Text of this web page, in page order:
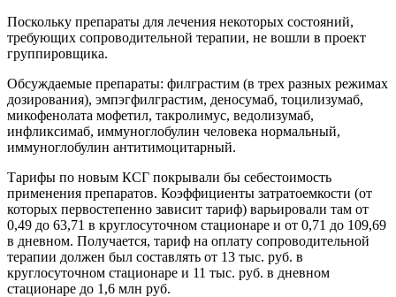
Поскольку препараты для лечения некоторых состояний,
требующих сопроводительной терапии, не вошли в проект
группировщика.
Обсуждаемые препараты: филграстим (в трех разных режимах
дозирования), эмпэгфилграстим, деносумаб, тоцилизумаб,
микофенолата мофетил, такролимус, ведолизумаб,
инфликсимаб, иммуноглобулин человека нормальный,
иммуноглобулин антитимоцитарный.
Тарифы по новым КСГ покрывали бы себестоимость
применения препаратов. Коэффициенты затратоемкости (от
которых первостепенно зависит тариф) варьировали там от
0,49 до 63,71 в круглосуточном стационаре и от 0,71 до 109,69
в дневном. Получается, тариф на оплату сопроводительной
терапии должен был составлять от 13 тыс. руб. в
круглосуточном стационаре и 11 тыс. руб. в дневном
стационаре до 1,6 млн руб.